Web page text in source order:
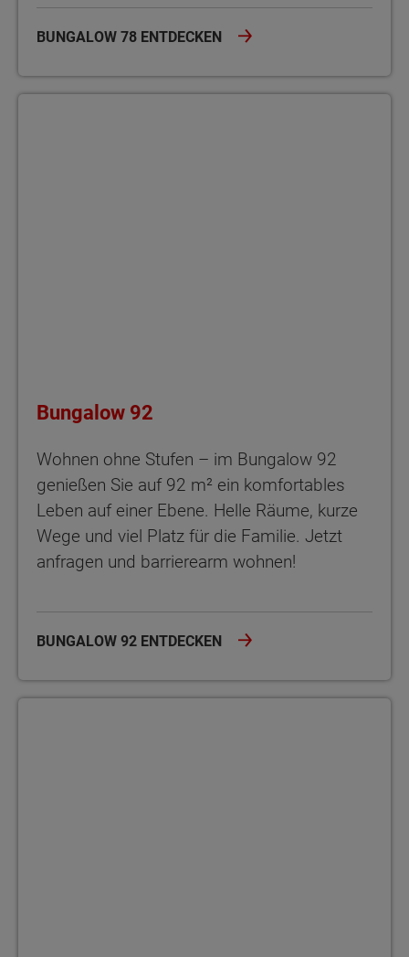
BUNGALOW 78 ENTDECKEN
Bungalow 92
Wohnen ohne Stufen – im Bungalow 92
genießen Sie auf 92 m² ein komfortables
Leben auf einer Ebene. Helle Räume, kurze
Wege und viel Platz für die Familie. Jetzt
anfragen und barrierearm wohnen!
BUNGALOW 92 ENTDECKEN